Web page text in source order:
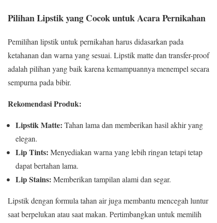
Pilihan Lipstik yang Cocok untuk Acara Pernikahan
Pemilihan lipstik untuk pernikahan harus didasarkan pada
ketahanan dan warna yang sesuai. Lipstik matte dan transfer-proof
adalah pilihan yang baik karena kemampuannya menempel secara
sempurna pada bibir.
Rekomendasi Produk:
Lipstik Matte: Tahan lama dan memberikan hasil akhir yang
elegan.
Lip Tints: Menyediakan warna yang lebih ringan tetapi tetap
dapat bertahan lama.
Lip Stains: Memberikan tampilan alami dan segar.
Lipstik dengan formula tahan air juga membantu mencegah luntur
saat berpelukan atau saat makan. Pertimbangkan untuk memilih